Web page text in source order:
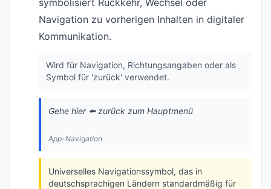
symbolisiert Rückkehr, Wechsel oder
Navigation zu vorherigen Inhalten in digitaler
Kommunikation.
Wird für Navigation, Richtungsangaben oder als
Symbol für 'zurück' verwendet.
Gehe hier ⬅️ zurück zum Hauptmenü
App-Navigation
Universelles Navigationssymbol, das in
deutschsprachigen Ländern standardmäßig für